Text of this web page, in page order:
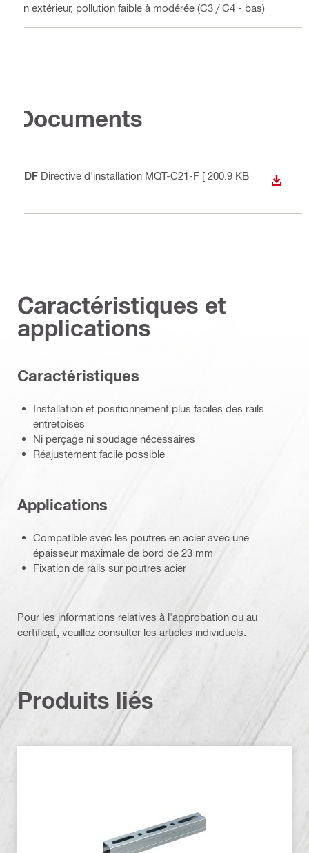
En extérieur, pollution faible à modérée (C3 / C4 - bas)
Documents
PDF Directive d'installation MQT-C21-F [ 200.9 KB
Caractéristiques et
applications
Caractéristiques
Installation et positionnement plus faciles des rails
entretoises
Ni perçage ni soudage nécessaires
Réajustement facile possible
Applications
Compatible avec les poutres en acier avec une
épaisseur maximale de bord de 23 mm
Fixation de rails sur poutres acier
Pour les informations relatives à l'approbation ou au
certificat, veuillez consulter les articles individuels.
Produits liés